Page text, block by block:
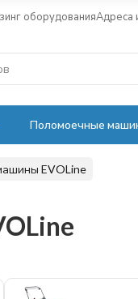
оборудованияАдреса
Поломоечные
EVOLine